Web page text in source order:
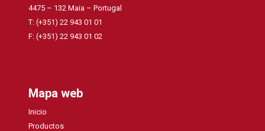
4475 – 132 Maia – Portugal
T: (+351) 22 943 01 01
F: (+351) 22 943 01 02
Mapa web
Inicio
Productos